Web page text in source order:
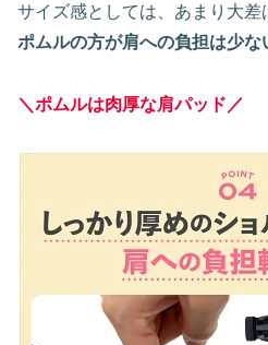
サイズ感としては、あまり大差
ポムルの方が肩への負担は少な
＼ポムルは肉厚な肩パッド／